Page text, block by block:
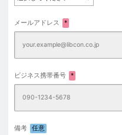
メールアドレス *
ビジネス携帯番号 *
備考 任意